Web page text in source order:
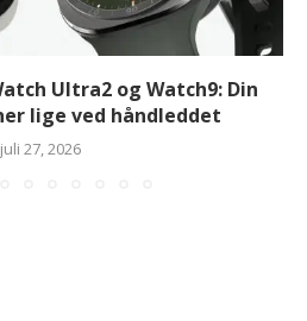
Ultra2 og Watch9: Din
lige ved håndleddet
juli 27, 2026